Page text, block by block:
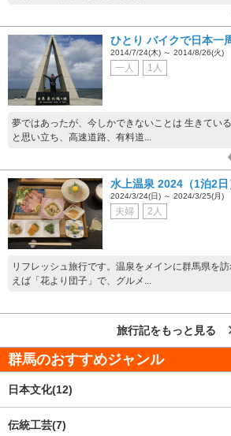
ひとり バイクで日本一
2014/7/24(木) ～ 2014/8/26(火)
一人 1人
夢ではあったが、今しかできないことは 生きてい
と思い立ち、高速道路、有料道...
水上温泉 2024（1泊2日
2024/3/24(日) ～ 2024/3/25(月)
夫婦 2人
リフレッシュ旅行です。温泉をメインに群馬県を
えば「花より団子」で、グルメ...
旅行記をもっと見る
群馬のおすすめジャンル
日本文化(12)
伝統工芸(7)